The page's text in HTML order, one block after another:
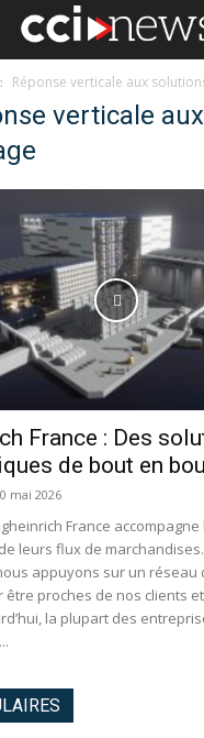
Réponse verticale aux
verticale
France : Des
de bout en
mai 2026
France
leurs flux de
appuyons sur un réseau
être proches de nos clients
la plupart des